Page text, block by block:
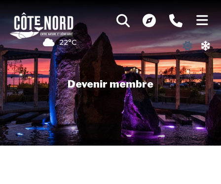
22°C
Devenir membre
Crédit : TiPOU Productions